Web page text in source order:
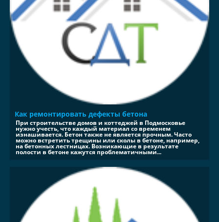
Как ремонтировать дефекты бетона
При строительстве домов и коттеджей в Подмосковье
нужно учесть, что каждый материал со временем
изнашивается. Бетон также не является прочным. Часто
можно встретить трещины или сколы в бетоне, например,
на бетонных лестницах. Возникающие в результате
полости в бетоне кажутся проблематичными...